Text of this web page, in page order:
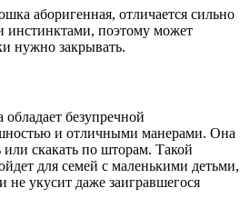
аборигенная, отличается сильно
инстинктами, поэтому может
нужно закрывать.
безупречной
и отличными манерами. Она
или скакать по шторам. Такой
для семей с маленькими детьми,
не укусит даже заигравшегося